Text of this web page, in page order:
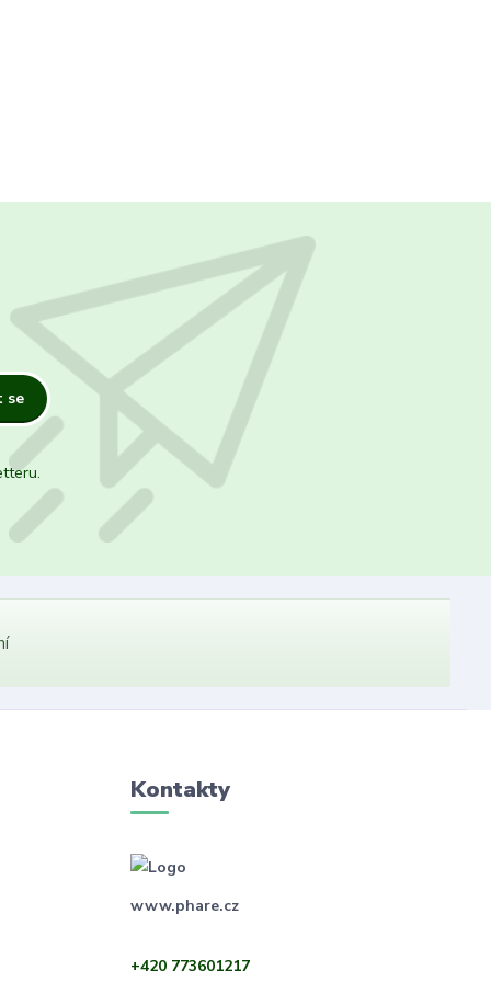
se
Kontakty
www.phare.cz
+420 773601217